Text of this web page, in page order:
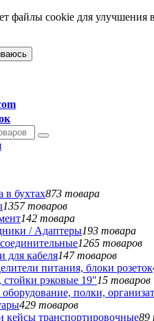
файлы cookie для улучшения
в бухтах873 товара
1357 товаров
142 товара
/ Адаптеры193 товара
1265 товаров
для кабеля147 товаров
питания, блоки розеток
рэковые 19"15 товаров
оборудование, полки,
429 товаров
кейсы транспортировочные89